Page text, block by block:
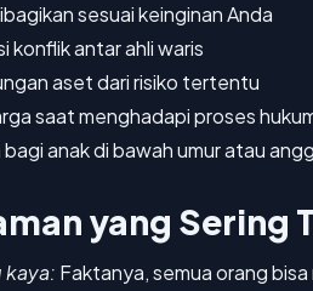
sesuai keinginan Anda
konflik antar ahli waris
aset dari risiko tertentu
saat menghadapi proses
anak di bawah umur atau
yang Sering
kaya: Faktanya, semua orang